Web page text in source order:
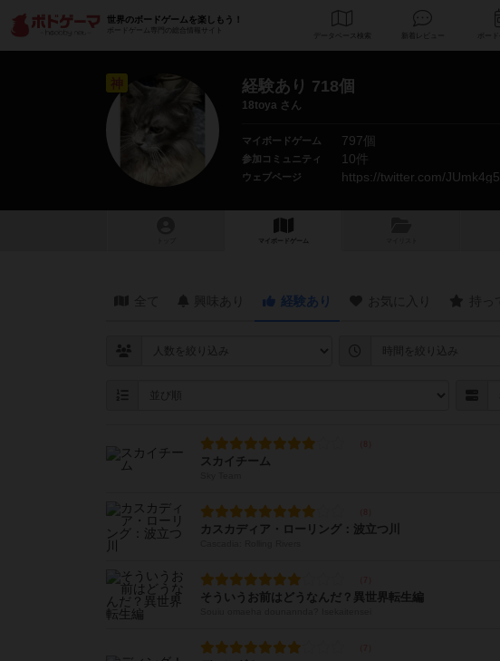
世界のボードゲームを楽しもう！
ボードゲーム専門の総合情報サイト
データベース
神 経験あり 718個
18toya さん
マイボードゲーム 797個
参加コミュニティ 10件
ウェブページ https://twitter.com/JUmk4g5
マイボードゲーム
経験あり
スカイチーム
カスカディア・ローリング：波立つ川
そういうお前はどうなんだ？異世界転生編